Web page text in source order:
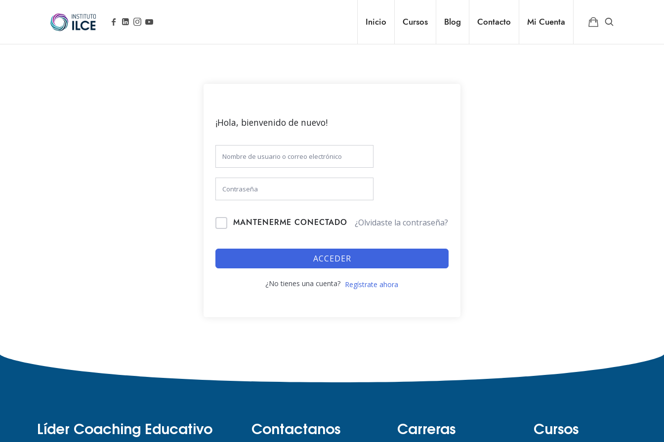
Inicio Cursos Blog Contacto Mi Cuenta
¡Hola, bienvenido de nuevo!
MANTENERME CONECTADO ¿Olvidaste la contraseña?
ACCEDER
¿No tienes una cuenta? Regístrate ahora
Líder Coaching Educativo Contactanos Carreras Cursos